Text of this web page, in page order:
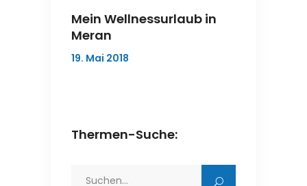
Mein Wellnessurlaub in
Meran
19. Mai 2018
Thermen-Suche: